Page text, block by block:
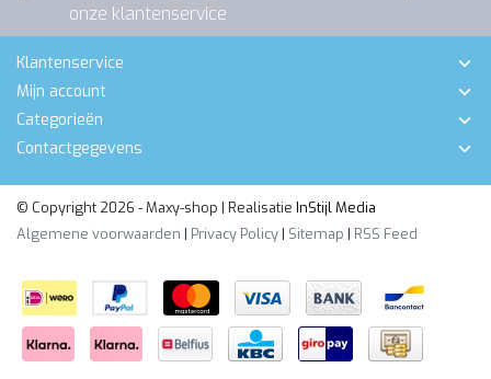
onze klantenservice
Klantenservice
Mijn account
Categorieën
Contactgegevens
© Copyright 2026 - Maxy-shop | Realisatie InStijl Media
Algemene voorwaarden | Privacy Policy | Sitemap | RSS Feed